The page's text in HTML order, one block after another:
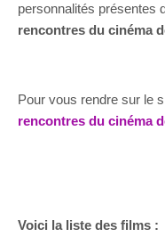
personnalités présentes
rencontres du cinéma
Pour vous rendre sur le
rencontres du cinéma
Voici la liste des films :